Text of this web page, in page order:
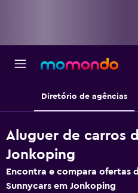
Diretório de agências
Aluguer de carros
Jonkoping
Encontra e compara ofertas
Sunnycars em Jonkoping